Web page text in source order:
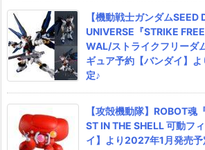
【機動戦士ガンダム
UNIVERSE『STRIKE
WAL/ストライクフリーダ
ギュア予約【バンダイ】
定♪
【攻殻機動隊】ROBOT魂
ST IN THE SHELL 可動フ
イ】より2027年1月発売予